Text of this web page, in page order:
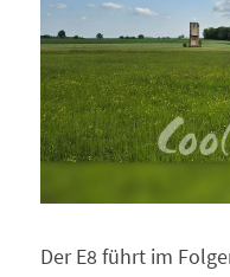
Der E8 führt im